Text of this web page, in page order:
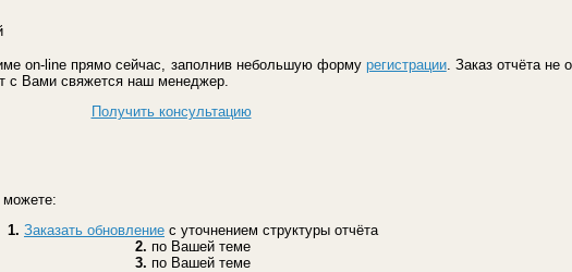
on-line прямо сейчас, заполнив небольшую форму регистрации. Заказ отчёта не
с Вами свяжется наш менеджер.
Получить консультацию
1. Заказать обновление с уточнением структуры отчёта
2. по Вашей теме
3. по Вашей теме